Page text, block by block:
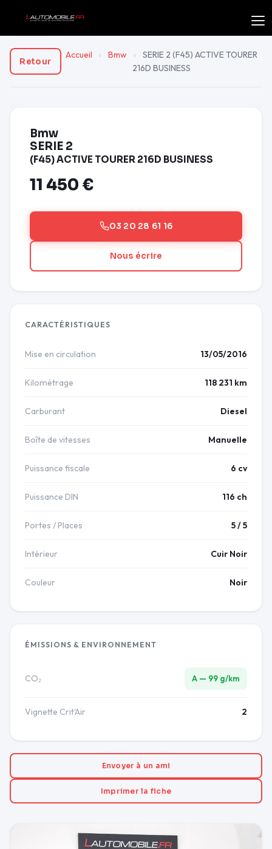
Retour
Accueil › Bmw ›
SERIE 2 (F45) ACTIVE TOURER
216D BUSINESS
Bmw
SERIE 2
(F45) ACTIVE TOURER 216D BUSINESS
11 450 €
03 20 28 61 16
Nous écrire
CARACTÉRISTIQUES
Mise en circulation 13/05/2016
Kilométrage 118 231 km
Carburant Diesel
Boîte de vitesses Manuelle
Puissance fiscale 6 cv
Puissance DIN 116 ch
Portes / Places 5 / 5
Intérieur Cuir Noir
Couleur Noir
ÉMISSIONS & ENVIRONNEMENT
CO₂ A — 99 g/km
Vignette Crit'Air 2
Envoyer à un ami
Imprimer la fiche